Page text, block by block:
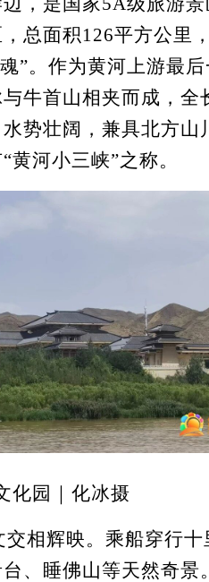
总面积126平方公里
”。作为黄河上游最
牛首山相夹而成，全
势壮阔，兼具北方山
河小三峡”之称。
园｜化冰摄
辉映。乘船穿行十
、睡佛山等天然奇景